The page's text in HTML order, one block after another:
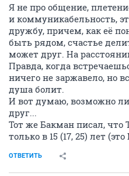
Я не про общение,
и коммуникабельность,
дружбу, причем, как её
быть рядом, счастье
может друг. На
Правда, когда
ничего не заржавело, но
душа болит.
И вот думаю, возможно
друг...
Тот же Бакман писал,
только в 15 (17, 25) лет
ОТВЕТИТЬ